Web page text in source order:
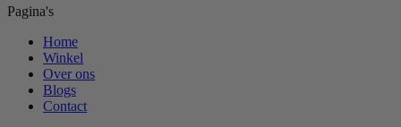
Pagina's
Home
Winkel
Over ons
Blogs
Contact